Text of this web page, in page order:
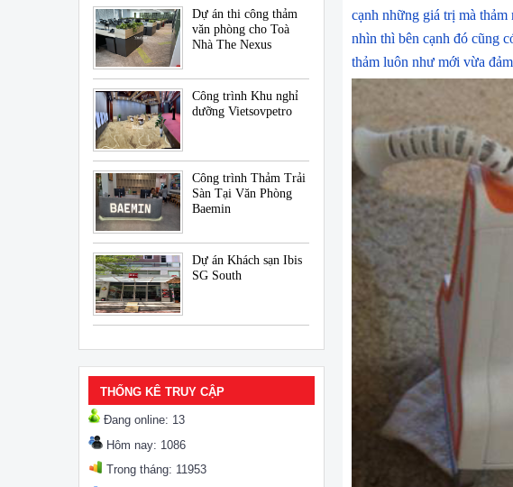
cạnh những giá trị mà
nhìn thì bên cạnh đó cũng
thảm luôn như mới vừa
Dự án thi công thảm
văn phòng cho Toà
Nhà The Nexus
Công trình Khu nghỉ
dưỡng Vietsovpetro
Công trình Thảm Trải
Sàn Tại Văn Phòng
Baemin
Dự án Khách sạn Ibis
SG South
THỐNG KÊ TRUY CẬP
Đang online: 13
Hôm nay: 1086
Trong tháng: 11953